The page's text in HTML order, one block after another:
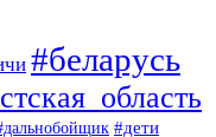
#беларусь
#дети